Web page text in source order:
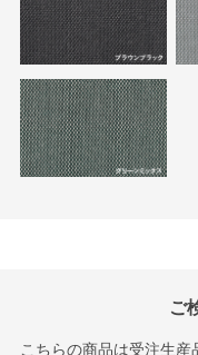
ご
こちらの商品は受注生